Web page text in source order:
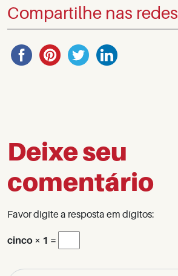
Compartilhe nas redes
Deixe seu
comentário
Favor digite a resposta em dígitos:
cinco × 1 =